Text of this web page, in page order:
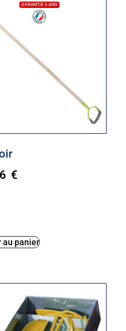
€
au panier